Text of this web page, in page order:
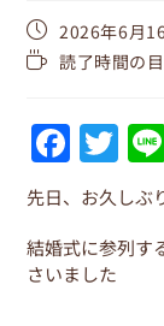
2026年6月
読了時間の
F
a
c
e
b
T
w
itt
er
先日、お久しぶ
結婚式に参列す
さいました